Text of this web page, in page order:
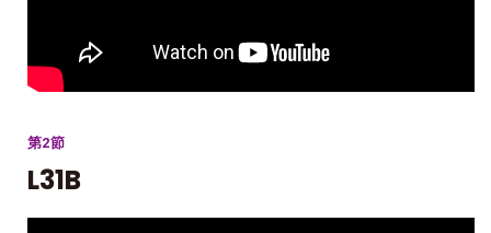
第2節
L31B